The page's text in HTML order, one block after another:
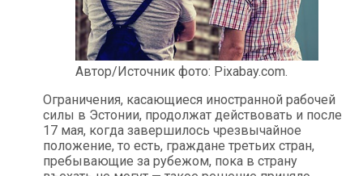
Автор/Источник фото: Pixabay.com.
Ограничения, касающиеся иностранной рабочей
силы в Эстонии, продолжат действовать и после
17 мая, когда завершилось чрезвычайное
положение, то есть, граждане третьих стран,
пребывающие за рубежом, пока в страну